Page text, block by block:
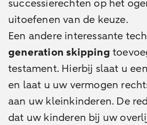
successierechten op het
uitoefenen van de keuze.
Een andere interessante
generation skipping
testament. Hierbij slaat u
en laat u uw vermogen
aan uw kleinkinderen. De
dat uw kinderen bij uw